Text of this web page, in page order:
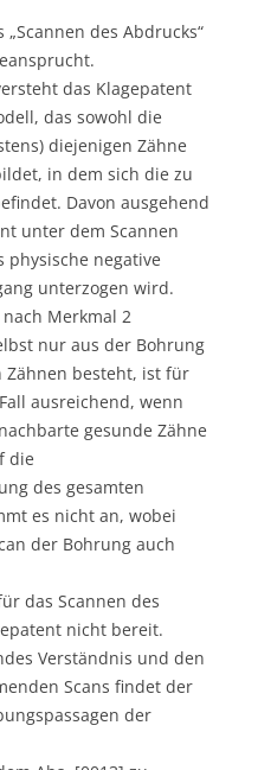
des Abdrucks“
das Klagepatent
das sowohl die
diejenigen Zähne
in dem sich die zu
Davon ausgehend
unter dem Scannen
physische negative
unterzogen wird.
Merkmal 2
nur aus der Bohrung
besteht, ist für
ausreichend, wenn
gesunde Zähne
die
des gesamten
es nicht an, wobei
der Bohrung auch
das Scannen des
nicht bereit.
Verständnis und den
Scans findet der
der